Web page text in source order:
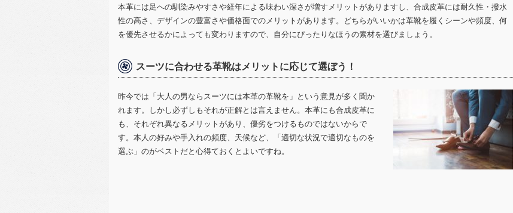
本革には足への馴染みやすさや経年による味わい深さが増すメリットがありますし、合成皮革には耐久性・撥水
性の高さ、デザインの豊富さや価格面でのメリットがあります。どちらがいいかは革靴を履くシーンや頻度、何
を優先させるかによっても変わりますので、自分にぴったりなほうの素材を選びましょう。
スーツに合わせる革靴はメリットに応じて選ぼう！
昨今では「大人の男ならスーツには本革の革靴を」という意見が多く聞か
れます。しかし必ずしもそれが正解とは言えません。本革にも合成皮革に
も、それぞれ異なるメリットがあり、優劣をつけるものではないからで
す。本人の好みや手入れの頻度、天候など、「適切な状況で適切なものを
選ぶ」のがベストだと心得ておくとよいですね。